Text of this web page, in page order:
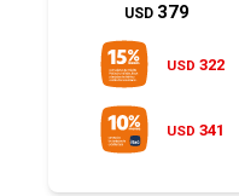
USD 379
USD 322
USD 341